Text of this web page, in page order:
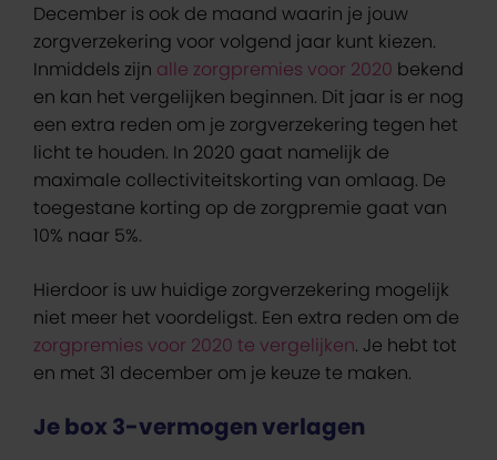
December is ook de maand waarin je jouw
zorgverzekering voor volgend jaar kunt kiezen.
Inmiddels zijn alle zorgpremies voor 2020 bekend
en kan het vergelijken beginnen. Dit jaar is er nog
een extra reden om je zorgverzekering tegen het
licht te houden. In 2020 gaat namelijk de
maximale collectiviteitskorting van omlaag. De
toegestane korting op de zorgpremie gaat van
10% naar 5%.
Hierdoor is uw huidige zorgverzekering mogelijk
niet meer het voordeligst. Een extra reden om de
zorgpremies voor 2020 te vergelijken. Je hebt tot
en met 31 december om je keuze te maken.
Je box 3-vermogen verlagen